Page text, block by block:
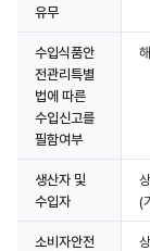
유무
수입식품안
전관리특별
법에 따른
수입신고를
필함여부
생산자 및
수입자
(
소비자안전